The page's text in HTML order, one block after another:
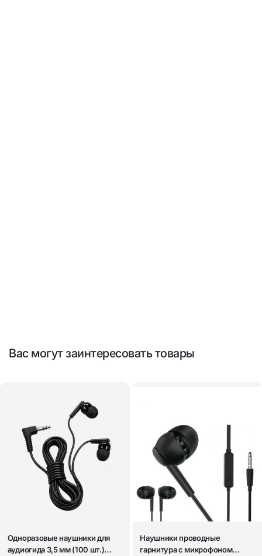
Вас могут заинтересовать товары
Одноразовые наушники для
аудиогида 3,5 мм (100 шт.)
Наушники проводные
гарнитура с микрофоном